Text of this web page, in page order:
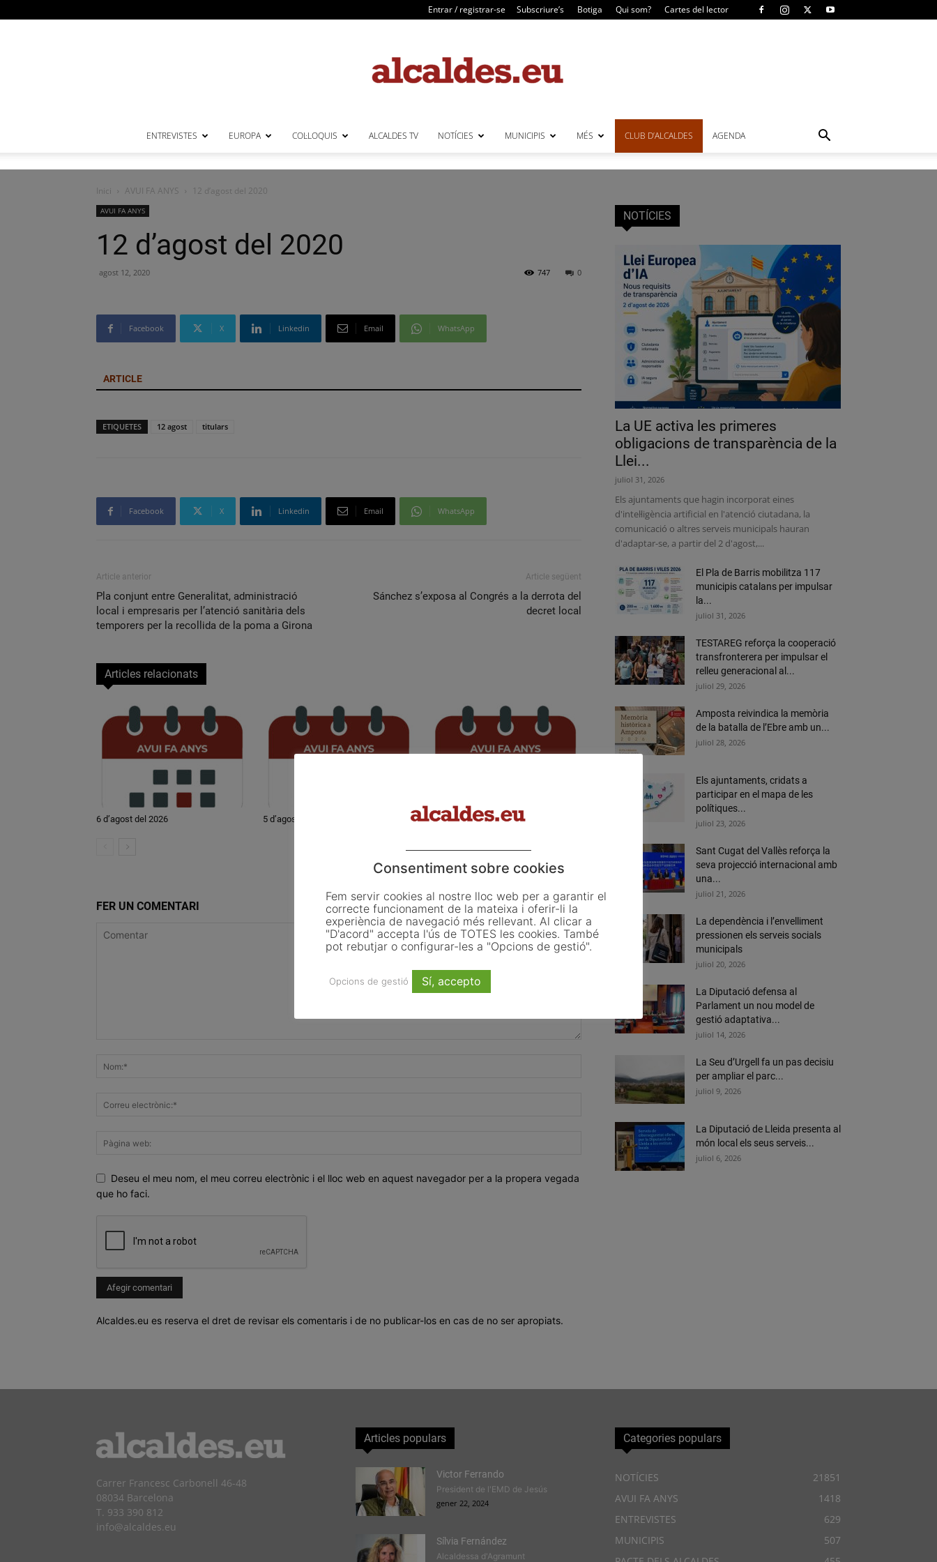
Entrar / registrar-se Subscriure’s Botiga Qui som? Cartes del lector
ENTREVISTES EUROPA COL·LOQUIS ALCALDES TV NOTÍCIES MUNICIPIS MÉS CLUB D’ALCALDES AGENDA
Inici AVUI FA ANYS 12 d’agost del 2020
AVUI FA ANYS
12 d’agost del 2020
agost 12, 2020 0
747
Facebook X Linkedin Email WhatsApp
ARTICLE
ETIQUETES 12 agost titulars
Facebook X Linkedin Email WhatsApp
Article anterior
Pla conjunt entre Generalitat, administració
local i empresaris per l’atenció sanitària dels
temporers per la recollida de la poma a Girona
Article següent
Sánchez s’exposa al Congrés a la derrota del
decret local
Articles relacionats
6 d’agost del 2026 5 d’agost del 2026 4 d’agost del 2026
FER UN COMENTARI
Deseu el meu nom, el meu correu electrònic i el lloc web en aquest navegador per a la propera vegada
que ho faci.
Alcaldes.eu es reserva el dret de revisar els comentaris i de no publicar-los en cas de no ser apropiats.
NOTÍCIES
La UE activa les primeres
obligacions de transparència de la
Llei...
juliol 31, 2026
Els ajuntaments que hagin incorporat eines
d'intel·ligència artificial en l'atenció ciutadana, la
comunicació o altres serveis municipals hauran
d'adaptar-se, a partir del 2 d'agost,...
El Pla de Barris mobilitza 117
municipis catalans per impulsar
la...
juliol 31, 2026
TESTAREG reforça la cooperació
transfronterera per impulsar el
relleu generacional al...
juliol 29, 2026
Amposta reivindica la memòria
de la batalla de l’Ebre amb un...
juliol 28, 2026
Els ajuntaments, cridats a
participar en el mapa de les
polítiques...
juliol 23, 2026
Sant Cugat del Vallès reforça la
seva projecció internacional amb
una...
juliol 21, 2026
La dependència i l’envelliment
pressionen els serveis socials
municipals
juliol 20, 2026
La Diputació defensa al
Parlament un nou model de
gestió adaptativa...
juliol 14, 2026
La Seu d’Urgell fa un pas decisiu
per ampliar el parc...
juliol 9, 2026
La Diputació de Lleida presenta al
món local els seus serveis...
juliol 6, 2026
Carrer Francesc Carbonell 46-48
08034 Barcelona
T. 933 390 812
info@alcaldes.eu
Articles populars
Victor Ferrando
President de l'EMD de Jesús
gener 22, 2024
Sílvia Fernández
Alcaldessa d'Agramunt
Categories populars
NOTÍCIES
21851
AVUI FA ANYS
1418
ENTREVISTES
629
MUNICIPIS
507
Consentiment sobre cookies
Fem servir cookies al nostre lloc web per a garantir el
correcte funcionament de la mateixa i oferir-li la
experiència de navegació més rellevant. Al clicar a
"D'acord" accepta l'ús de TOTES les cookies. També
pot rebutjar o configurar-les a "Opcions de gestió".
Opcions de gestió Sí, accepto